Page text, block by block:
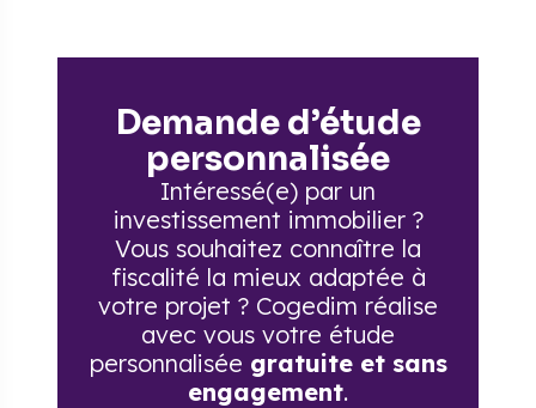
Demande d’étude
personnalisée
Intéressé(e) par un
investissement immobilier ?
Vous souhaitez connaître la
fiscalité la mieux adaptée à
votre projet ? Cogedim réalise
avec vous votre étude
personnalisée gratuite et sans
engagement.